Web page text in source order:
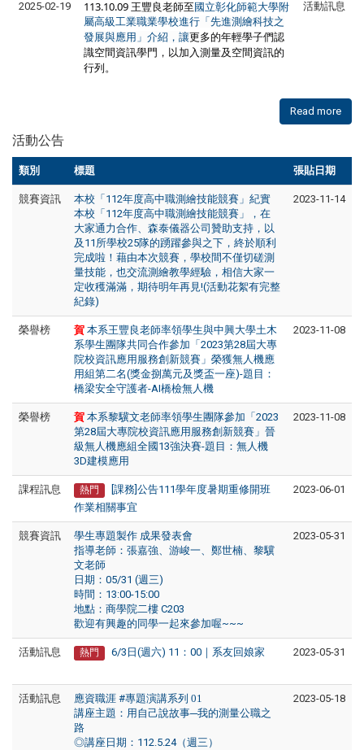
2025-02-19 113.10.09 王豐良老師至 國立彰化師範大學附
屬高級工業職業學校進行 「先進測繪科技之
發展與應用」介紹，讓更多的年輕學子們認
識空間資訊學門，以加入測量及空間資訊的
行列。
活動訊息
Read more
活動公告
類別 標題 張貼日期
競賽資訊
本校「112年度高中職測繪技能競賽」紀實
本校「112年度高中職測繪技能競賽」，在
大家通力合作、森泰儀器公司贊助支持，以
及11所學校25隊的踴躍參與之下，終於順利
完成啦！ 藉由本次競賽，學校間不僅切磋測
量技能，也交流測繪教學經驗，相信大家一
定收穫滿滿，期待明年再見!(活動花絮有完整
紀錄)
2023-11-14
榮譽榜 賀 本系王豐良老師率領學生與中興大學土木
系學生團隊共同合作參加「2023第28屆大專
院校資訊應用服務創新競賽」榮獲無人機應
用組第二名(獎金捌萬元及獎盃一座)-題目：
橋梁安全守護者-AI橋檢無人機
2023-11-08
榮譽榜 賀 本系黎驥文老師率領學生團隊參加「2023
第28屆大專院校資訊應用服務創新競賽」晉
級無人機應組全國13強決賽-題目：無人機
3D建模應用
2023-11-08
課程訊息 熱門
[課務]公告111學年度暑期重修開班
作業相關事宜
2023-06-01
競賽資訊
學生專題製作 成果發表會
指導老師：張嘉強、游峻一、鄭世楠、黎驥
文老師
日期：05/31 (週三)
時間：13:00-15:00
地點：商學院二樓 C203
歡迎有興趣的同學一起來參加喔~~~
2023-05-31
活動訊息 熱門 6/3日(週六) 11：00｜系友回娘家 2023-05-31
活動訊息 應資職涯 #專題演講系列 01
講座主題：用自己說故事─我的測量公職之
路
◎講座日期： 112.5.24（週三）
2023-05-18